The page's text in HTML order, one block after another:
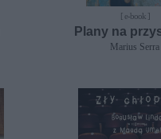
[ e-book ]
Plany na
Marius Serra